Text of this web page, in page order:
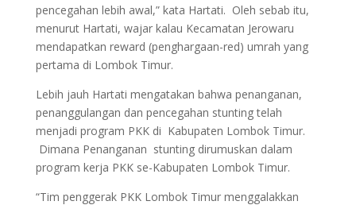
pencegahan lebih awal,” kata Hartati. Oleh sebab itu,
menurut Hartati, wajar kalau Kecamatan Jerowaru
mendapatkan reward (penghargaan-red) umrah yang
pertama di Lombok Timur.
Lebih jauh Hartati mengatakan bahwa penanganan,
penanggulangan dan pencegahan stunting telah
menjadi program PKK di Kabupaten Lombok Timur.
Dimana Penanganan stunting dirumuskan dalam
program kerja PKK se-Kabupaten Lombok Timur.
“Tim penggerak PKK Lombok Timur menggalakkan